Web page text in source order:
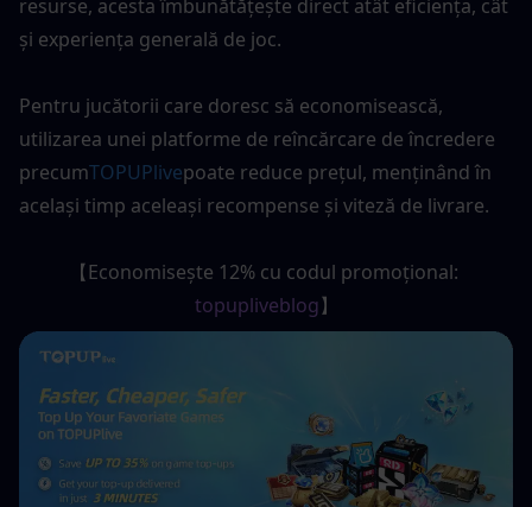
resurse, acesta îmbunătățește direct atât eficiența, cât
și experiența generală de joc.
Pentru jucătorii care doresc să economisească,
utilizarea unei platforme de reîncărcare de încredere
precumTOPUPlivepoate reduce prețul, menținând în
același timp aceleași recompense și viteză de livrare.
topupliveblog】